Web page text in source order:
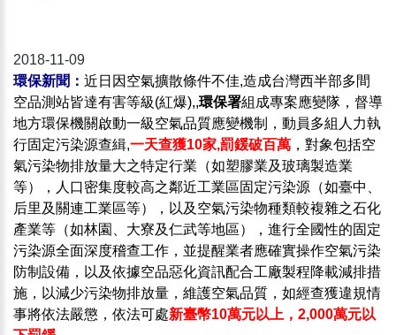
2018-11-09
環保新聞 ： 近日因空氣擴散條件不佳,造成台灣西半部多間
空品測站皆達有害等級(紅爆),,環保署組成專案應變隊，督導
地方環保機關啟動一級空氣品質應變機制，動員多組人力執
行固定污染源查緝,一天查獲10家,罰鍰破百萬 ，對象包括空
氣污染物排放量大之特定行業（如塑膠業及玻璃製造業
等），人口密集度較高之鄰近工業區固定污染源（如臺中、
后里及關連工業區等），以及空氣污染物種類較複雜之石化
產業等（如林園、大寮及仁武等地區），進行全國性的固定
污染源全面深度稽查工作，並提醒業者應確實操作空氣污染
防制設備，以及依據空品惡化資訊配合工廠製程降載減排措
施，以減少污染物排放量，維護空氣品質，如經查獲違規情
事將依法嚴懲，依法可處新臺幣10萬元以上，2,000萬元以